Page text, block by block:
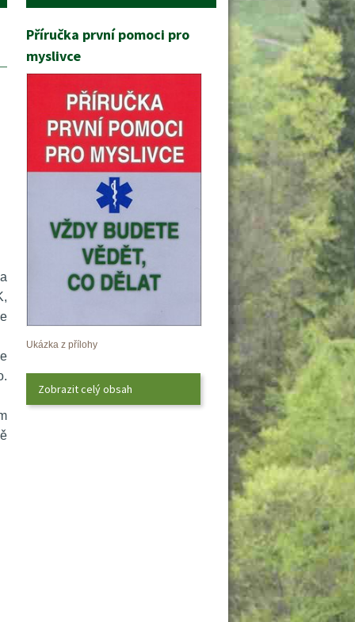
Příručka první pomoci pro
myslivce
Ukázka z přílohy
Zobrazit celý obsah